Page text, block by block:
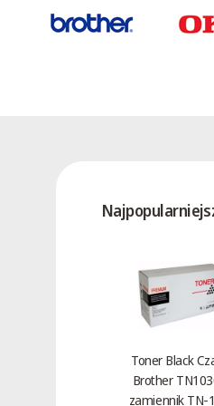
Toner Black
Brother
zamiennik TN-